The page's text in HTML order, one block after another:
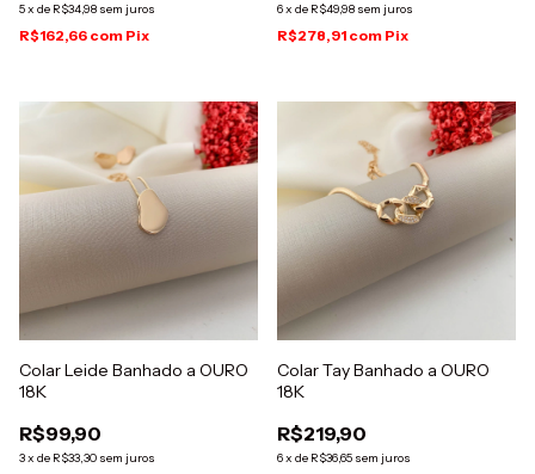
5x de R$34,98 sem juros
R$162,66 com Pix
6x de R$49,98 sem juros
R$278,91 com Pix
Colar Leide Banhado a OURO
18K
R$99,90
3x de R$33,30 sem juros
Colar Tay Banhado a OURO
18K
R$219,90
6x de R$36,65 sem juros